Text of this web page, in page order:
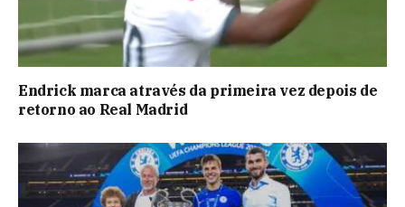
Endrick marca através da primeira vez depois de
retorno ao Real Madrid